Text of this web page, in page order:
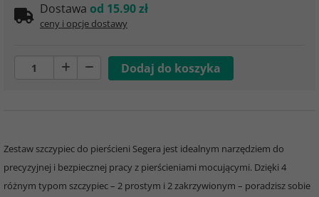
Dostawa od 15.90 zł
ceny i opcje dostawy
Zestaw szczypiec do pierścieni Segera jest idealnym narzędziem do
precyzyjnej i bezpiecznej pracy z pierścieniami mocującymi. Dzięki 4
różnym typom szczypiec – 2 prostym i 2 zakrzywionym – poradzisz sobie